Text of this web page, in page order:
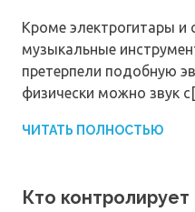
Кроме электрогитары
музыкальные
претерпели подобную
физически можно звук
ЧИТАТЬ ПОЛНОСТЬЮ
Кто